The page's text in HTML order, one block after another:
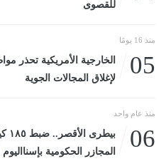
للقصوى
منذ 16 يومًا
05
الخارجية الأمريكية تحذر
لإغلاق المجالات الجوية
منذ عام واحد
06
المجازر الحكومية بإسنااليوم الجمعة، 4